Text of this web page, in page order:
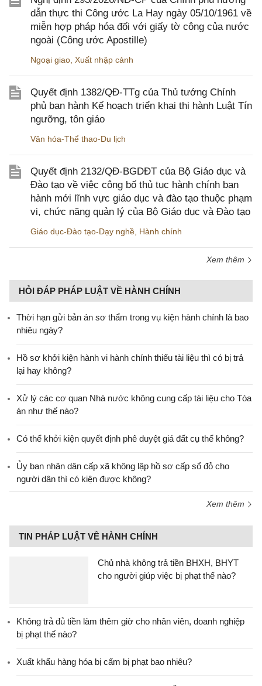
dẫn thực thi Công ước La Hay ngày 05/10/1961 về
miễn hợp pháp hóa đối với giấy tờ công của nước
ngoài (Công ước Apostille)
Ngoại giao Xuất nhập cảnh
Quyết định 1382/QĐ-TTg của Thủ tướng Chính
phủ ban hành Kế hoạch triển khai thi hành Luật Tín
ngưỡng, tôn giáo
Văn hóa-Thể thao-Du lịch
Quyết định 2132/QĐ-BGDĐT của Bộ Giáo dục và
Đào tạo về việc công bố thủ tục hành chính ban
hành mới lĩnh vực giáo dục và đào tạo thuộc phạm
vi, chức năng quản lý của Bộ Giáo dục và Đào tạo
Giáo dục-Đào tạo-Dạy nghề Hành chính
Xem thêm
HỎI ĐÁP PHÁP LUẬT VỀ HÀNH CHÍNH
Thời hạn gửi bản án sơ thẩm trong vụ kiện hành chính là bao
nhiêu ngày?
Hồ sơ khởi kiện hành vi hành chính thiếu tài liệu thì có bị trả
lại hay không?
Xử lý các cơ quan Nhà nước không cung cấp tài liệu cho Tòa
án như thế nào?
Có thể khởi kiện quyết định phê duyệt giá đất cụ thể không?
Ủy ban nhân dân cấp xã không lập hồ sơ cấp sổ đỏ cho
người dân thì có kiện được không?
Xem thêm
TIN PHÁP LUẬT VỀ HÀNH CHÍNH
Chủ nhà không trả tiền BHXH, BHYT
cho người giúp việc bị phạt thế nào?
Không trả đủ tiền làm thêm giờ cho nhân viên, doanh nghiệp
bị phạt thế nào?
Xuất khẩu hàng hóa bị cấm bị phạt bao nhiêu?